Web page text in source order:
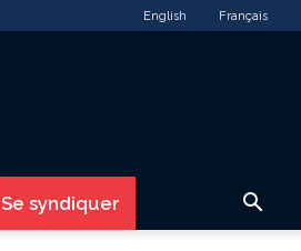
English Français
Se syndiquer